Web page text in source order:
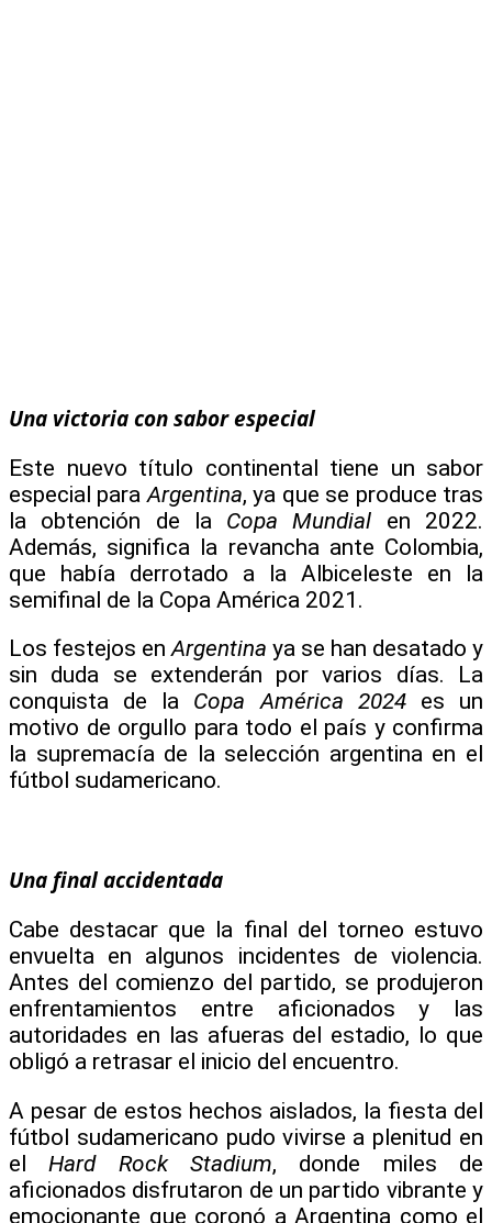
Una victoria con sabor especial
Este nuevo título continental tiene un sabor
especial para Argentina, ya que se produce tras
la obtención de la Copa Mundial en 2022.
Además, significa la revancha ante Colombia,
que había derrotado a la Albiceleste en la
semifinal de la Copa América 2021.
Los festejos enArgentina ya se han desatado y
sin duda se extenderán por varios días. La
conquista de la Copa América 2024es un
motivo de orgullo para todo el país y confirma
la supremacía de la selección argentina en el
fútbol sudamericano.
Una final accidentada
Cabe destacar que la final del torneo estuvo
envuelta en algunos incidentes de violencia.
Antes del comienzo del partido, se produjeron
enfrentamientos entre aficionados y las
autoridades en las afueras del estadio, lo que
obligó a retrasar el inicio del encuentro.
A pesar de estos hechos aislados, la fiesta del
fútbol sudamericano pudo vivirse a plenitud en
elHard Rock Stadium, donde miles de
aficionados disfrutaron de un partido vibrante y
emocionante que coronó a Argentina como el